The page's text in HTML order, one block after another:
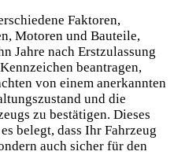
Faktoren,
Motoren und Bauteile,
Jahre nach Erstzulassung
beantragen,
von einem anerkannten
und die
zu bestätigen. Dieses
belegt, dass Ihr Fahrzeug
auch sicher für den